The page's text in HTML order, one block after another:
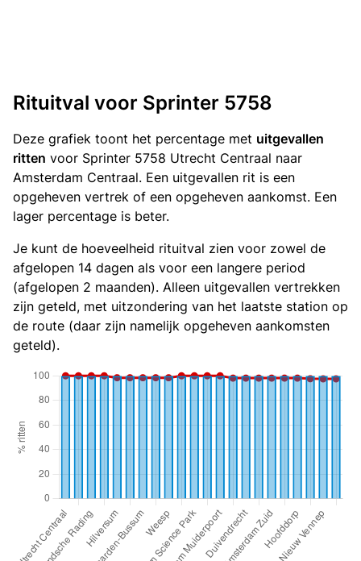
Rituitval voor Sprinter 5758
Deze grafiek toont het percentage met uitgevallen
ritten voor Sprinter 5758 Utrecht Centraal naar
Amsterdam Centraal. Een uitgevallen rit is een
opgeheven vertrek of een opgeheven aankomst. Een
lager percentage is beter.
Je kunt de hoeveelheid rituitval zien voor zowel de
afgelopen 14 dagen als voor een langere period
(afgelopen 2 maanden). Alleen uitgevallen vertrekken
zijn geteld, met uitzondering van het laatste station op
de route (daar zijn namelijk opgeheven aankomsten
geteld).